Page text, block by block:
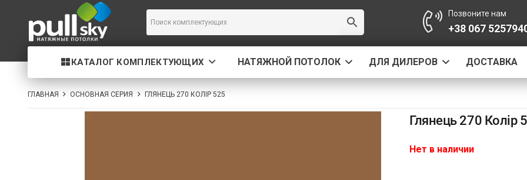
Позвоните нам
+38 067
КАТАЛОГ КОМПЛЕКТУЮЩИХ НАТЯЖНОЙ ПОТОЛОК ДЛЯ ДИЛЕРОВ ДОСТАВКА
ГЛАВНАЯ ОСНОВНАЯ СЕРИЯ ГЛЯНЕЦЬ 270 КОЛІР 525
Глянець 270 Колір
Нет в наличии